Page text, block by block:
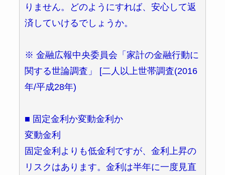
りません。どのようにすれば、安心して返
済していけるでしょうか。
※ 金融広報中央委員会「家計の金融行動に
関する世論調査」 [二人以上世帯調査(2016
年/平成28年)
■ 固定金利か変動金利か
変動金利
固定金利よりも低金利ですが、金利上昇の
リスクはあります。金利は半年に一度見直